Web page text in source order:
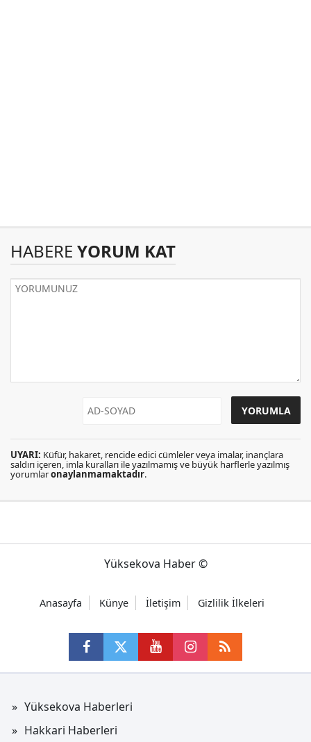
HABERE YORUM KAT
UYARI: Küfür, hakaret, rencide edici cümleler veya imalar, inançlara
saldırı içeren, imla kuralları ile yazılmamış ve büyük harflerle yazılmış
yorumlaronaylanmamaktadır.
Yüksekova Haber ©
Anasayfa Künye İletişim Gizlilik İlkeleri
Yüksekova Haberleri
Hakkari Haberleri